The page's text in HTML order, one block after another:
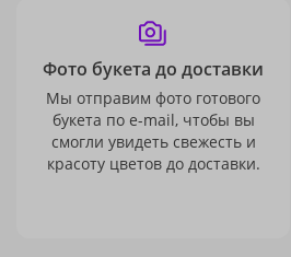
Фото букета до доставки
Мы отправим фото готового
букета по e-mail, чтобы вы
смогли увидеть свежесть и
красоту цветов до доставки.